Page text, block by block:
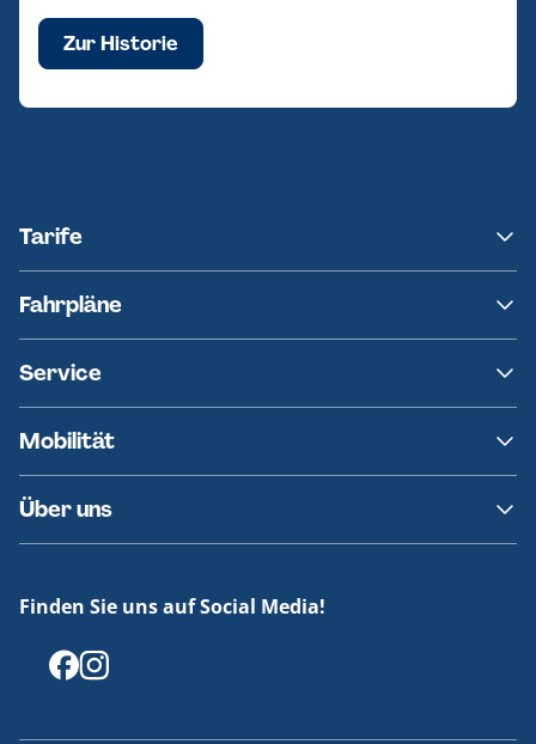
Zur Historie
Tarife
hvv
Fahrpläne
Ersatzverkehr
AKN News-Service
Service
Fundsachen
Häufige Fragen
Mobilität
Barrierefreies Reisen
Erklärung Barrierefreiheit
Über uns
Offenlegungen
Finden Sie uns auf Social Media!